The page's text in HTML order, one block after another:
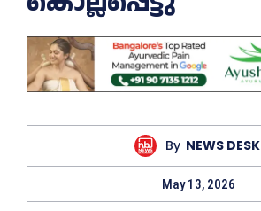
By NEWS DESK
May 13, 2026